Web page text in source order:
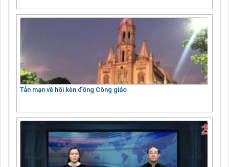
Tản mạn về hội kèn đồng Công giáo